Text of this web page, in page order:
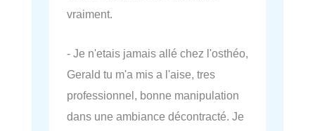
vraiment.
- Je n'etais jamais allé chez l'osthéo,
Gerald tu m'a mis a l'aise, tres
professionnel, bonne manipulation
dans une ambiance décontracté. Je